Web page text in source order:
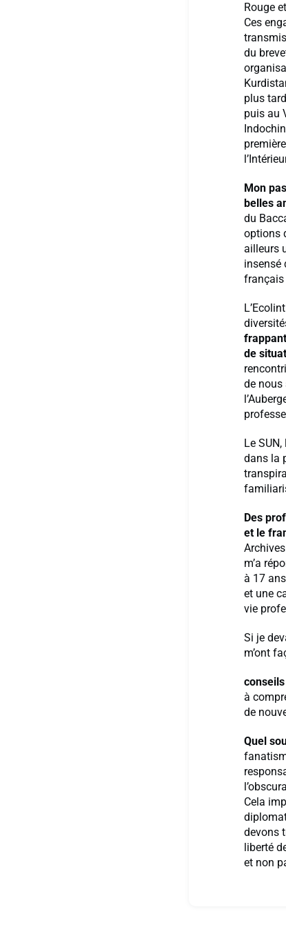
Rouge
Ces
du
plus
puis au
Mon
belles
du
options
ailleurs
insensé
français
de
de nous
Le
dans la
Des
et le
m’a
à 17
et une
vie
Si je
m’ont
à
de
Quel
Cela
devons
liberté
et non